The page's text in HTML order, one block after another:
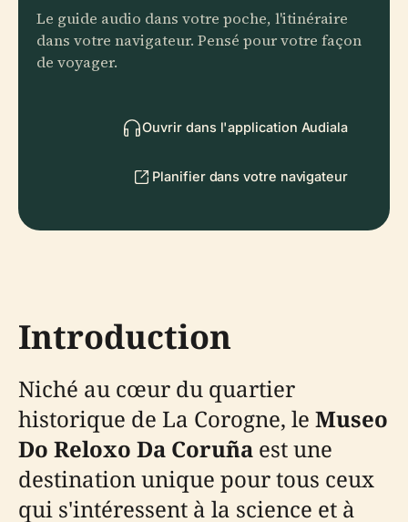
Le guide audio dans votre poche, l'itinéraire
dans votre navigateur. Pensé pour votre façon
de voyager.
Ouvrir dans l'application Audiala
Planifier dans votre navigateur
Introduction
Niché au cœur du quartier
historique de La Corogne, le Museo
Do Reloxo Da Coruña est une
destination unique pour tous ceux
qui s'intéressent à la science et à